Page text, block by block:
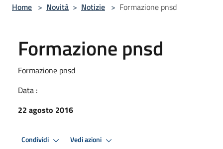
Home > Novità > Notizie > Formazione pnsd
Formazione pnsd
Formazione pnsd
Data :
22 agosto 2016
Condividi Vedi azioni